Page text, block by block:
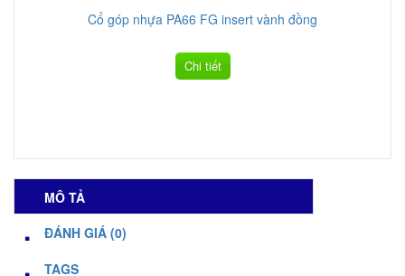
Cổ góp nhựa PA66 FG insert vành đồng
Chi tiết
MÔ TẢ
ĐÁNH GIÁ (0)
TAGS